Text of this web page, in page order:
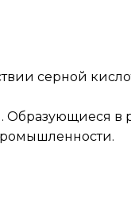
серной
Образующиеся в